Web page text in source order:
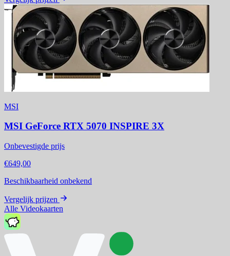
MSI
MSI GeForce RTX 5070 INSPIRE 3X
Onbevestigde prijs
€649,00
Beschikbaarheid onbekend
Vergelijk prijzen
Alle Videokaarten